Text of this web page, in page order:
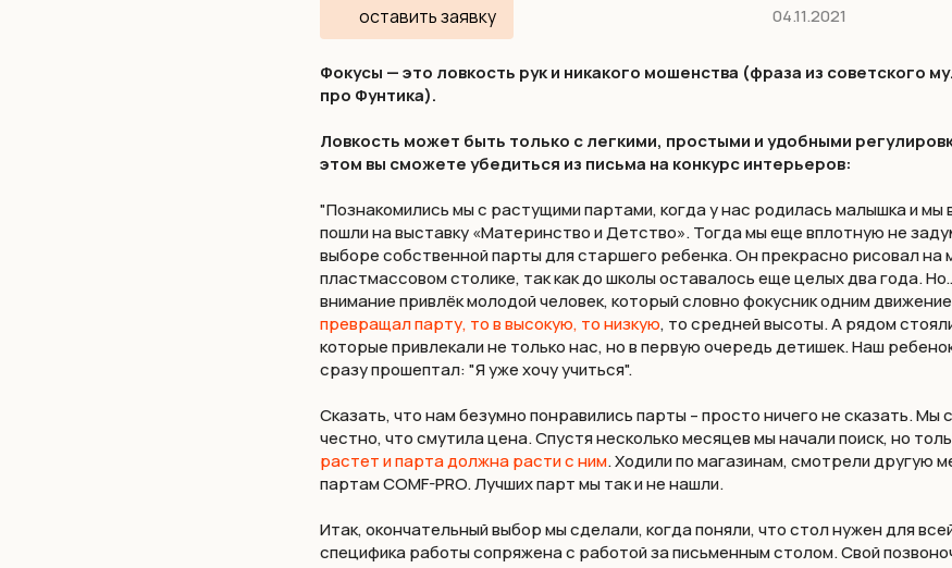
оставить заявку 04.11.2021
Фокусы — это ловкость рук и никакого мошенства (фраза из советского
про Фунтика).
Ловкость может быть только с легкими, простыми и удобными
этом вы сможете убедиться из письма на конкурс интерьеров:
"Познакомились мы с растущими партами, когда у нас родилась малышка и мы
пошли на выставку «Материнство и Детство». Тогда мы еще вплотную не
выборе собственной парты для старшего ребенка. Он прекрасно рисовал на
пластмассовом столике, так как до школы оставалось еще целых два года.
внимание привлёк молодой человек, который словно фокусник одним
превращал парту, то в высокую, то низкую, то средней высоты. А рядом
которые привлекали не только нас, но в первую очередь детишек. Наш
сразу прошептал: "Я уже хочу учиться".
Сказать, что нам безумно понравились парты – просто ничего не сказать.
честно, что смутила цена. Спустя несколько месяцев мы начали поиск, но
растет и парта должна расти с ним. Ходили по магазинам, смотрели другую
партам COMF-PRO. Лучших парт мы так и не нашли.
Итак, окончательный выбор мы сделали, когда поняли, что стол нужен для
специфика работы сопряжена с работой за письменным столом. Свой